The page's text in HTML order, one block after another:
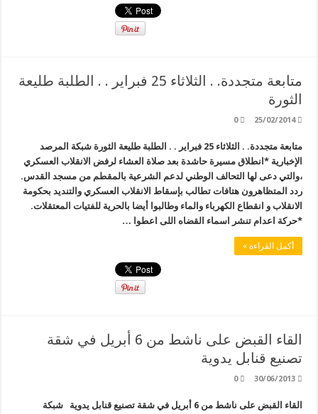
متابعة متجددة. . الثلاثاء 25 فبراير . . الطلبة طليعة
الثورة
25/02/2014
0
متابعة متجددة. . الثلاثاء 25 فبراير . . الطلبة طليعة الثورة شبكة المرصد
الإخبارية *انطلاق مسيرة حاشدة بعد صلاة العشاء لرفض الانقلاب العسكري
،والتي دعى لها التحالف الوطني لدعم الشرعية بالمقطم من مسجد القدس.
ردد المتظاهرون هتافات تطالب بإسقاط الانقلاب العسكري والتنديد بحكومة
الانقلاب و انقطاع الكهرباء والماء وطالبوا أيضا بالحرية للفتيات المعتقلات.
*حركة اعدام تنشر اسماء القضاه اللى اعطوا …
أكمل القراءة »
القاء القبض على ناشط من 6 أبريل في شقة
تصنيع قنابل يدوية
30/06/2013
0
القاء القبض على ناشط من 6 أبريل في شقة تصنيع قنابل يدوية شبكة